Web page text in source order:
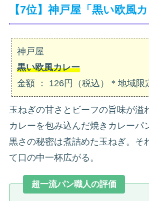
【7位】神戸屋「黒い欧風カ
神戸屋
黒い欧風カレー
金額 ： 126円（税込）＊地域限
玉ねぎの甘さとビーフの旨味が溢
カレーを包み込んだ焼きカレーパ
黒さの秘密は煮詰めた玉ねぎ。そ
て口の中一杯広がる。
超一流パン職人の評価